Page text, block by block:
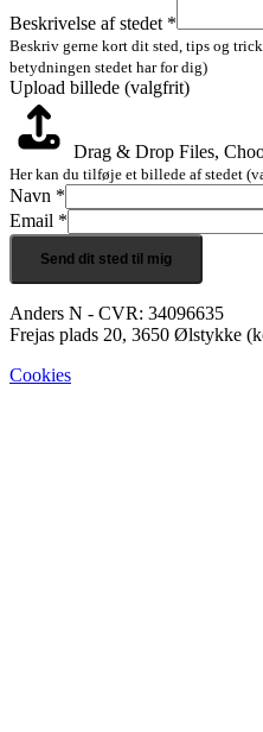
Upload
stedet
Beskrivelse af stedet *
Beskriv gerne kort dit sted, tips og
betydningen stedet har for dig)
Upload billede (valgfrit)
Drag & Drop Files,
Her kan du tilføje et billede af stedet
Navn *
Email *
Send dit sted til mig
Anders N - CVR: 34096635
Frejas plads 20, 3650 Ølstykke
Cookies